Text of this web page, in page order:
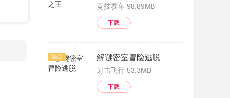
竞技赛车 98.89MB
下载
No.3 解谜密室冒险逃脱
射击飞行 53.3MB
下载